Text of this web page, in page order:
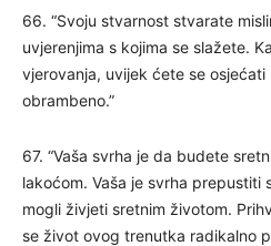
66. “Svoju stvarnost stvarate
uvjerenjima s kojima se slažete.
vjerovanja, uvijek ćete se
obrambeno.”
67. “Vaša svrha je da budete
lakoćom. Vaša je svrha prepustiti
mogli živjeti sretnim životom.
se život ovog trenutka radikalno